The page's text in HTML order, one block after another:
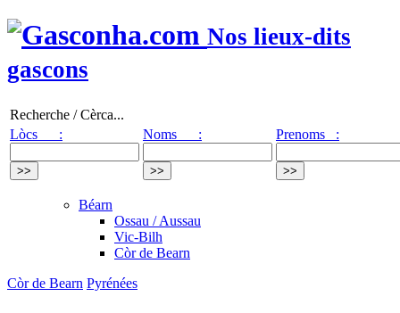
Nos lieux-dits
gascons
Recherche / Cèrca...
Lòcs :
Noms : Prenoms :
Béarn
Ossau / Aussau
Vic-Bilh
Còr de Bearn
Còr de Bearn Pyrénées